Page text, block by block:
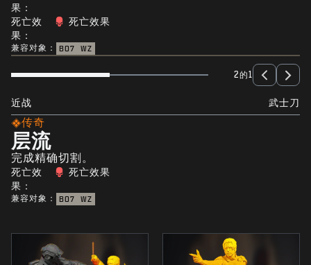
果：
死亡效
果：
死亡效果
兼容对象： BO7 WZ
2的1
近战 武士刀
传奇
层流
完成精确切割。
死亡效
果：
死亡效果
兼容对象： BO7 WZ